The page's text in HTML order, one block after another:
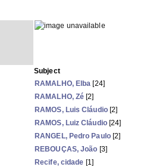
Subject
RAMALHO, Elba [24]
RAMALHO, Zé [2]
RAMOS, Luis Cláudio[2]
RAMOS, Luiz Cláudio[24]
RANGEL, Pedro Paulo[2]
REBOUÇAS, João [3]
Recife, cidade [1]